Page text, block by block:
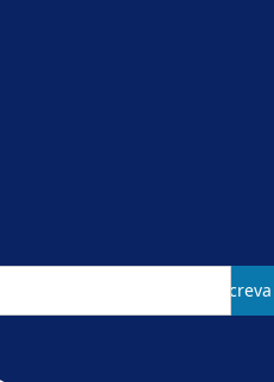
Subscreva